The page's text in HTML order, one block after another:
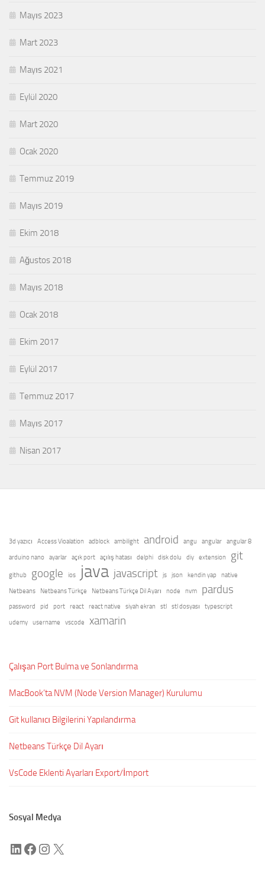
Mayıs 2023
Mart 2023
Mayıs 2021
Eylül 2020
Mart 2020
Ocak 2020
Temmuz 2019
Mayıs 2019
Ekim 2018
Ağustos 2018
Mayıs 2018
Ocak 2018
Ekim 2017
Eylül 2017
Temmuz 2017
Mayıs 2017
Nisan 2017
3d yazıcı Access Vioalation adblock ambilight android angu angular angular 8
arduino nano ayarlar açık port açılış hatası delphi disk dolu diy extension git
github google ios java javascript js json kendin yap native
Netbeans Netbeans Türkçe Netbeans Türkçe Dil Ayarı node nvm pardus
password pid port react react native siyah ekran stl stl dosyası typescript
udemy username vscode xamarin
Çalışan Port Bulma ve Sonlandırma
MacBook’ta NVM (Node Version Manager) Kurulumu
Git kullanıcı Bilgilerini Yapılandırma
Netbeans Türkçe Dil Ayarı
VsCode Eklenti Ayarları Export/İmport
Sosyal Medya
LinkedIn
Facebook
Instagram
X